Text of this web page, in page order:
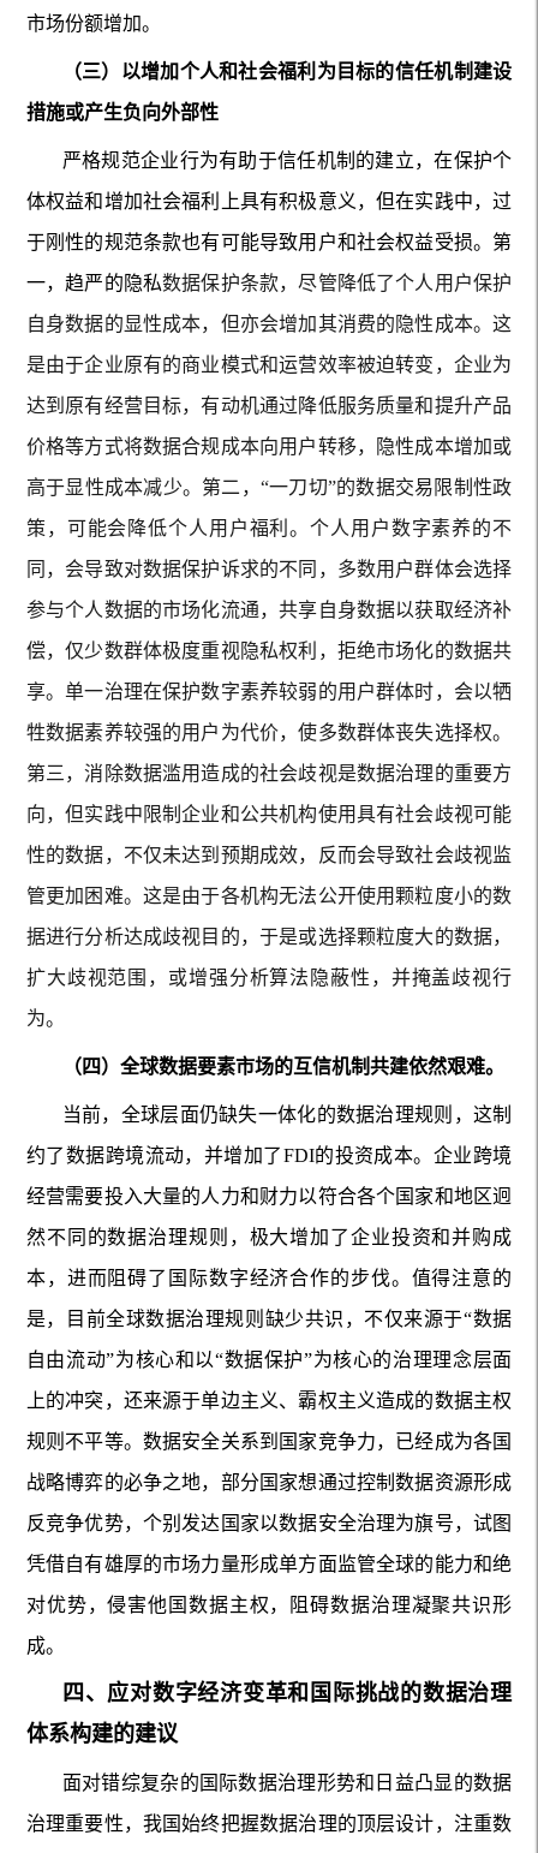
市场份额增加。
（三）以增加个人和社会福利为目标的信任机制建设
措施或产生负向外部性
严格规范企业行为有助于信任机制的建立，在保护个
体权益和增加社会福利上具有积极意义，但在实践中，过
于刚性的规范条款也有可能导致用户和社会权益受损。第
一，趋严的隐私数据保护条款，尽管降低了个人用户保护
自身数据的显性成本，但亦会增加其消费的隐性成本。这
是由于企业原有的商业模式和运营效率被迫转变，企业为
达到原有经营目标，有动机通过降低服务质量和提升产品
价格等方式将数据合规成本向用户转移，隐性成本增加或
高于显性成本减少。第二，“一刀切”的数据交易限制性政
策，可能会降低个人用户福利。个人用户数字素养的不
同，会导致对数据保护诉求的不同，多数用户群体会选择
参与个人数据的市场化流通，共享自身数据以获取经济补
偿，仅少数群体极度重视隐私权利，拒绝市场化的数据共
享。单一治理在保护数字素养较弱的用户群体时，会以牺
牲数据素养较强的用户为代价，使多数群体丧失选择权。
第三，消除数据滥用造成的社会歧视是数据治理的重要方
向，但实践中限制企业和公共机构使用具有社会歧视可能
性的数据，不仅未达到预期成效，反而会导致社会歧视监
管更加困难。这是由于各机构无法公开使用颗粒度小的数
据进行分析达成歧视目的，于是或选择颗粒度大的数据，
扩大歧视范围，或增强分析算法隐蔽性，并掩盖歧视行
为。
（四）全球数据要素市场的互信机制共建依然艰难。
当前，全球层面仍缺失一体化的数据治理规则，这制
约了数据跨境流动，并增加了FDI的投资成本。企业跨境
经营需要投入大量的人力和财力以符合各个国家和地区迥
然不同的数据治理规则，极大增加了企业投资和并购成
本，进而阻碍了国际数字经济合作的步伐。值得注意的
是，目前全球数据治理规则缺少共识，不仅来源于“数据
自由流动”为核心和以“数据保护”为核心的治理理念层面
上的冲突，还来源于单边主义、霸权主义造成的数据主权
规则不平等。数据安全关系到国家竞争力，已经成为各国
战略博弈的必争之地，部分国家想通过控制数据资源形成
反竞争优势，个别发达国家以数据安全治理为旗号，试图
凭借自有雄厚的市场力量形成单方面监管全球的能力和绝
对优势，侵害他国数据主权，阻碍数据治理凝聚共识形
成。
四、应对数字经济变革和国际挑战的数据治理
体系构建的建议
面对错综复杂的国际数据治理形势和日益凸显的数据
治理重要性，我国始终把握数据治理的顶层设计，注重数